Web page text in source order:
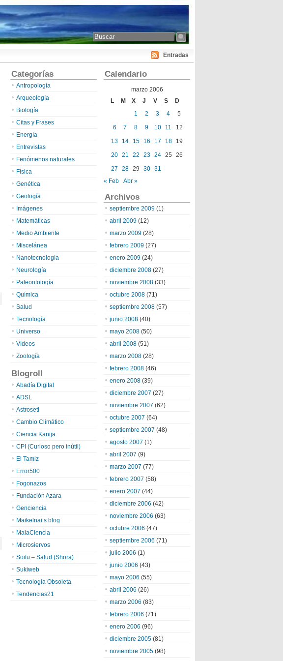
Entradas
Calendario
marzo 2006
L
M X J V S
D
1
2 3 4
5
6
7 8 9 10 11
12
13
14 15 16 17 18
19
20 21 22 23 24 25
26
27
28 29 30
31
« Feb
Abr »
Archivos
septiembre 2009 (1)
abril 2009 (12)
marzo 2009 (28)
febrero 2009 (27)
enero 2009 (24)
diciembre 2008 (27)
noviembre 2008 (33)
octubre 2008 (71)
septiembre 2008 (57)
junio 2008 (40)
mayo 2008 (50)
abril 2008 (51)
marzo 2008 (28)
febrero 2008 (46)
enero 2008 (39)
diciembre 2007 (27)
noviembre 2007 (62)
octubre 2007 (64)
septiembre 2007 (48)
agosto 2007 (1)
abril 2007 (9)
marzo 2007 (77)
febrero 2007 (58)
enero 2007 (44)
diciembre 2006 (42)
noviembre 2006 (63)
octubre 2006 (47)
septiembre 2006 (71)
julio 2006 (1)
junio 2006 (43)
mayo 2006 (55)
abril 2006 (26)
marzo 2006 (83)
febrero 2006 (71)
enero 2006 (96)
diciembre 2005 (81)
noviembre 2005 (98)
Categorías
Antropología
Arqueología
Biología
Citas y Frases
Energía
Entrevistas
Fenómenos naturales
Física
Genética
Geología
Imágenes
Matemáticas
Medio Ambiente
Miscelánea
Nanotecnología
Neurología
Paleontología
Química
Salud
Tecnología
Universo
Vídeos
Zoología
Blogroll
Abadía Digital
ADSL
Astroseti
Cambio Climático
Ciencia Kanija
CPI (Curioso pero inútil)
El Tamiz
Error500
Fogonazos
Fundación Azara
Genciencia
Maikelnai’s blog
MalaCiencia
Microsiervos
Soitu – Salud (Shora)
Sukiweb
Tecnología Obsoleta
Tendencias21